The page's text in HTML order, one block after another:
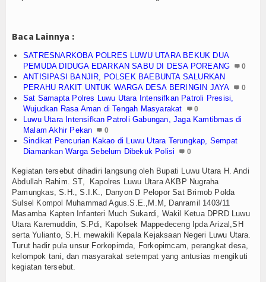
Baca Lainnya :
SATRESNARKOBA POLRES LUWU UTARA BEKUK DUA
PEMUDA DIDUGA EDARKAN SABU DI DESA POREANG
0
ANTISIPASI BANJIR, POLSEK BAEBUNTA SALURKAN
PERAHU RAKIT UNTUK WARGA DESA BERINGIN JAYA
0
Sat Samapta Polres Luwu Utara Intensifkan Patroli Presisi,
Wujudkan Rasa Aman di Tengah Masyarakat
0
Luwu Utara Intensifkan Patroli Gabungan, Jaga Kamtibmas di
Malam Akhir Pekan
0
Sindikat Pencurian Kakao di Luwu Utara Terungkap, Sempat
Diamankan Warga Sebelum Dibekuk Polisi
0
Kegiatan tersebut dihadiri langsung oleh Bupati Luwu Utara H. Andi
Abdullah Rahim. ST, Kapolres Luwu Utara AKBP Nugraha
Pamungkas, S.H., S.I.K., Danyon D Pelopor Sat Brimob Polda
Sulsel Kompol Muhammad Agus.S.E.,M.M, Danramil 1403/11
Masamba Kapten Infanteri Much Sukardi, Wakil Ketua DPRD Luwu
Utara Karemuddin, S.Pdi, Kapolsek Mappedeceng Ipda Arizal,SH
serta Yulianto, S.H. mewakili Kepala Kejaksaan Negeri Luwu Utara.
Turut hadir pula unsur Forkopimda, Forkopimcam, perangkat desa,
kelompok tani, dan masyarakat setempat yang antusias mengikuti
kegiatan tersebut.